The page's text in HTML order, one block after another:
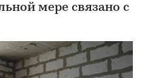
мере связано с